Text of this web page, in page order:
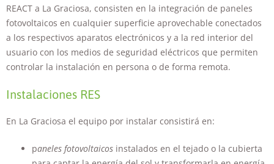
REACT a La Graciosa, consisten en la integración de paneles
fotovoltaicos en cualquier superficie aprovechable conectados
a los respectivos aparatos electrónicos y a la red interior del
usuario con los medios de seguridad eléctricos que permiten
controlar la instalación en persona o de forma remota.
Instalaciones RES
En La Graciosa el equipo por instalar consistirá en:
paneles fotovoltaicos instalados en el tejado o la cubierta
Experiencia
Para que
nuestra web
funcione lo
algunas
desaparecerán
de la web.